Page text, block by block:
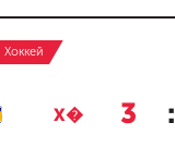
Хоккей
Х� 3 :